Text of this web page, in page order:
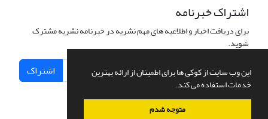
این وب سایت از کوکی ها برای اطمینان از ارائه بهترین
خدمات استفاده می کند.
متوجه شدم
اشتراک خبرنامه
برای دریافت اخبار و اطلاعیه های مهم نشریه در خبرنامه نشریه مشترک
شوید.
اشتراک